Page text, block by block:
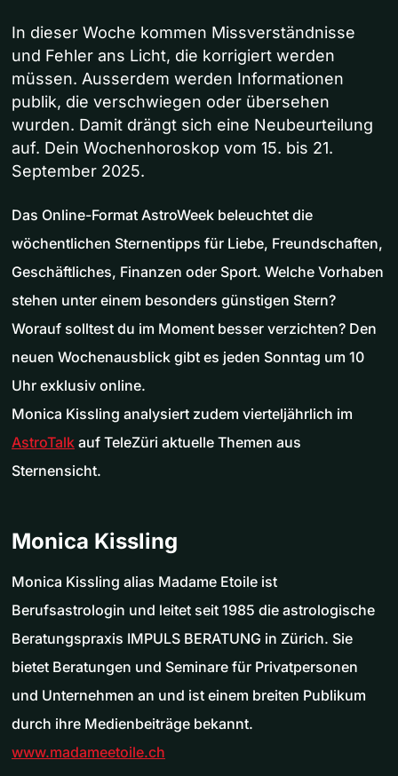
In dieser Woche kommen Missverständnisse
und Fehler ans Licht, die korrigiert werden
müssen. Ausserdem werden Informationen
publik, die verschwiegen oder übersehen
wurden. Damit drängt sich eine Neubeurteilung
auf. Dein Wochenhoroskop vom 15. bis 21.
September 2025.
Das Online-Format AstroWeek beleuchtet die
wöchentlichen Sternentipps für Liebe, Freundschaften,
Geschäftliches, Finanzen oder Sport. Welche Vorhaben
stehen unter einem besonders günstigen Stern?
Worauf solltest du im Moment besser verzichten? Den
neuen Wochenausblick gibt es jeden Sonntag um 10
Uhr exklusiv online.
Monica Kissling analysiert zudem vierteljährlich im
AstroTalk auf TeleZüri aktuelle Themen aus
Sternensicht.
Monica Kissling
Monica Kissling alias Madame Etoile ist
Berufsastrologin und leitet seit 1985 die astrologische
Beratungspraxis IMPULS BERATUNG in Zürich. Sie
bietet Beratungen und Seminare für Privatpersonen
und Unternehmen an und ist einem breiten Publikum
durch ihre Medienbeiträge bekannt.
www.madameetoile.ch